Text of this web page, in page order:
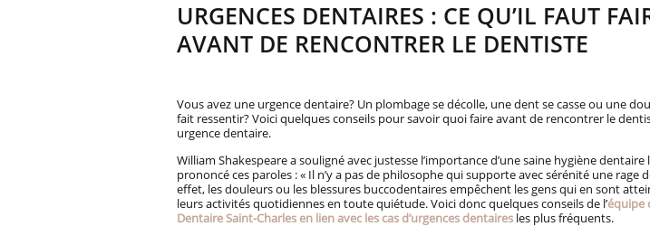
URGENCES DENTAIRES : CE QU’IL FAUT
AVANT DE RENCONTRER LE DENTISTE
Vous avez une urgence dentaire? Un plombage se décolle, une dent se casse ou une
fait ressentir? Voici quelques conseils pour savoir quoi faire avant de rencontrer le
urgence dentaire.
William Shakespeare a souligné avec justesse l’importance d’une saine hygiène dentaire
prononcé ces paroles : « Il n’y a pas de philosophe qui supporte avec sérénité une rage
effet, les douleurs ou les blessures buccodentaires empêchent les gens qui en sont
leurs activités quotidiennes en toute quiétude. Voici donc quelques conseils de l’équipe
Dentaire Saint-Charles en lien avec les cas d’urgences dentairesles plus fréquents.